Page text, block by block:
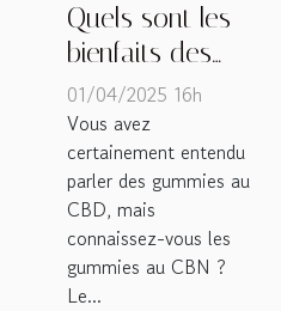
Quels sont les
bienfaits des
gummies au
CBN ?
01/04/2025 16h
Vous avez
certainement entendu
parler des gummies au
CBD, mais
connaissez-vous les
gummies au CBN ?
Le...